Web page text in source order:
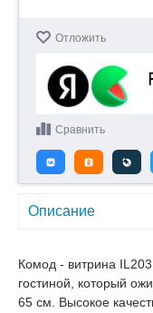
Отложить
Сравнить
Описание
Комод - витрина
гостиной, который
65 см. Высокое